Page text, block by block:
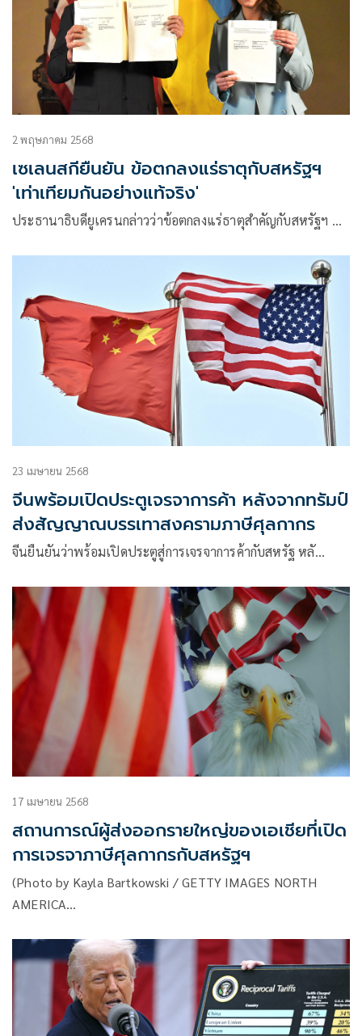
2 พฤษภาคม 2568
เซเลนสกียืนยัน ข้อตกลงแร่ธาตุกับสหรัฐฯ
'เท่าเทียมกันอย่างแท้จริง'
ประธานาธิบดียูเครนกล่าวว่าข้อตกลงแร่ธาตุสำคัญกับสหรัฐฯ …
23 เมษายน 2568
จีนพร้อมเปิดประตูเจรจาการค้า หลังจากทรัมป์
ส่งสัญญาณบรรเทาสงครามภาษีศุลกากร
จีนยืนยันว่าพร้อมเปิดประตูสู่การเจรจาการค้ากับสหรัฐ หลั…
17 เมษายน 2568
สถานการณ์ผู้ส่งออกรายใหญ่ของเอเชียที่เปิด
การเจรจาภาษีศุลกากรกับสหรัฐฯ
(Photo by Kayla Bartkowski / GETTY IMAGES NORTH
AMERICA…